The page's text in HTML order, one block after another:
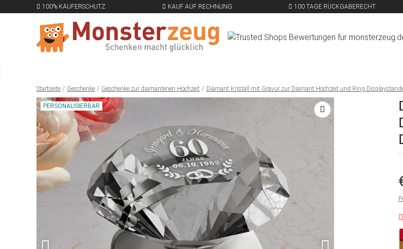
100% KÄUFERSCHUTZ KAUF AUF RECHNUNG 100 TAGE RÜCKGABERECHT
Startseite Geschenke Geschenke zur diamantenen Hochzeit Diamant Kristall mit Gravur zur Diamant Hochzeit und Ring
PERSONALISIERBAR